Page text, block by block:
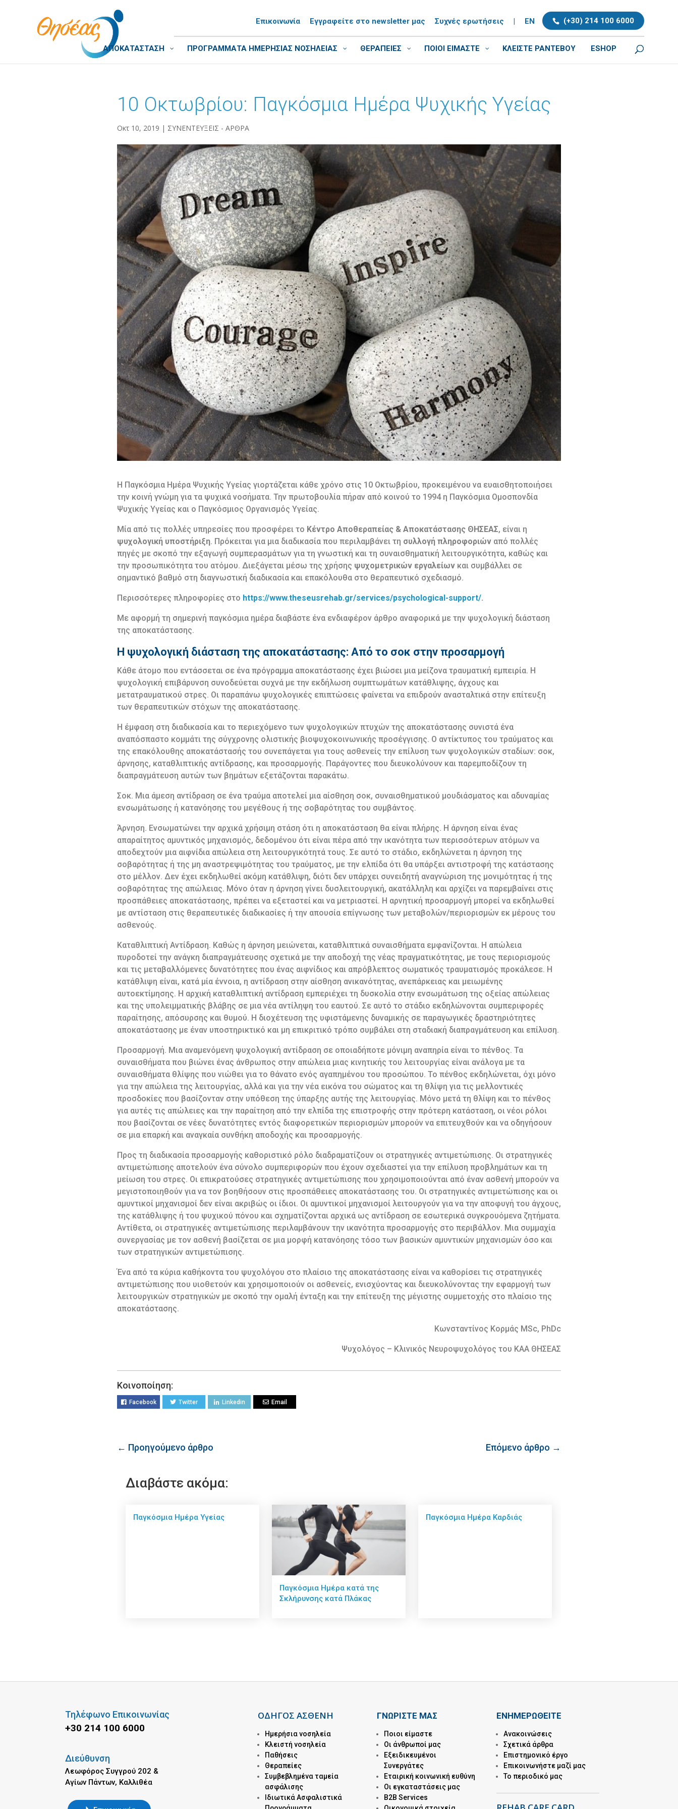
(+30) 214 100 6000
Επικοινωνία Εγγραφείτε στο newsletter μας Συχνές ερωτήσεις | EN
ΑΠΟΚΑΤΑΣΤΑΣΗ ΠΡΟΓΡΑΜΜΑΤΑ ΗΜΕΡΗΣΙΑΣ ΝΟΣΗΛΕΙΑΣ ΘΕΡΑΠΕΙΕΣ ΠΟΙΟΙ ΕΙΜΑΣΤΕ ΚΛΕΊΣΤΕ ΡΑΝΤΕΒΟΎ ESHOP
10 Οκτωβρίου: Παγκόσμια Ημέρα Ψυχικής Υγείας
Οκτ 10, 2019 | ΣΥΝΕΝΤΕΥΞΕΙΣ - ΑΡΘΡΑ
Η Παγκόσμια Ημέρα Ψυχικής Υγείας γιορτάζεται κάθε χρόνο στις 10 Οκτωβρίου, προκειμένου να ευαισθητοποιήσει
την κοινή γνώμη για τα ψυχικά νοσήματα. Την πρωτοβουλία πήραν από κοινού το 1994 η Παγκόσμια Ομοσπονδία
Ψυχικής Υγείας και ο Παγκόσμιος Οργανισμός Υγείας.
Μία από τις πολλές υπηρεσίες που προσφέρει το Κέντρο Αποθεραπείας & Αποκατάστασης ΘΗΣΕΑΣ, είναι η
ψυχολογική υποστήριξη. Πρόκειται για μια διαδικασία που περιλαμβάνει τη συλλογή πληροφοριών από πολλές
πηγές με σκοπό την εξαγωγή συμπερασμάτων για τη γνωστική και τη συναισθηματική λειτουργικότητα, καθώς και
την προσωπικότητα του ατόμου. Διεξάγεται μέσω της χρήσης ψυχομετρικών εργαλείων και συμβάλλει σε
σημαντικό βαθμό στη διαγνωστική διαδικασία και επακόλουθα στο θεραπευτικό σχεδιασμό.
Περισσότερες πληροφορίες στο https://www.theseusrehab.gr/services/psychological-support/.
Με αφορμή τη σημερινή παγκόσμια ημέρα διαβάστε ένα ενδιαφέρον άρθρο αναφορικά με την ψυχολογική διάσταση
της αποκατάστασης.
Η ψυχολογική διάσταση της αποκατάστασης: Από το σοκ στην προσαρμογή
Κάθε άτομο που εντάσσεται σε ένα πρόγραμμα αποκατάστασης έχει βιώσει μια μείζονα τραυματική εμπειρία. Η
ψυχολογική επιβάρυνση συνοδεύεται συχνά με την εκδήλωση συμπτωμάτων κατάθλιψης, άγχους και
μετατραυματικού στρες. Οι παραπάνω ψυχολογικές επιπτώσεις φαίνεται να επιδρούν ανασταλτικά στην επίτευξη
των θεραπευτικών στόχων της αποκατάστασης.
Η έμφαση στη διαδικασία και το περιεχόμενο των ψυχολογικών πτυχών της αποκατάστασης συνιστά ένα
αναπόσπαστο κομμάτι της σύγχρονης ολιστικής βιοψυχοκοινωνικής προσέγγισης. Ο αντίκτυπος του τραύματος και
της επακόλουθης αποκατάστασής του συνεπάγεται για τους ασθενείς την επίλυση των ψυχολογικών σταδίων: σοκ,
άρνησης, καταθλιπτικής αντίδρασης, και προσαρμογής. Παράγοντες που διευκολύνουν και παρεμποδίζουν τη
διαπραγμάτευση αυτών των βημάτων εξετάζονται παρακάτω.
Σοκ. Μια άμεση αντίδραση σε ένα τραύμα αποτελεί μια αίσθηση σοκ, συναισθηματικού μουδιάσματος και αδυναμίας
ενσωμάτωσης ή κατανόησης του μεγέθους ή της σοβαρότητας του συμβάντος.
Άρνηση. Ενσωματώνει την αρχικά χρήσιμη στάση ότι η αποκατάσταση θα είναι πλήρης. Η άρνηση είναι ένας
απαραίτητος αμυντικός μηχανισμός, δεδομένου ότι είναι πέρα από την ικανότητα των περισσότερων ατόμων να
αποδεχτούν μια αιφνίδια απώλεια στη λειτουργικότητά τους. Σε αυτό το στάδιο, εκδηλώνεται η άρνηση της
σοβαρότητας ή της μη αναστρεψιμότητας του τραύματος, με την ελπίδα ότι θα υπάρξει αντιστροφή της κατάστασης
στο μέλλον. Δεν έχει εκδηλωθεί ακόμη κατάθλιψη, διότι δεν υπάρχει συνειδητή αναγνώριση της μονιμότητας ή της
σοβαρότητας της απώλειας. Μόνο όταν η άρνηση γίνει δυσλειτουργική, ακατάλληλη και αρχίζει να παρεμβαίνει στις
προσπάθειες αποκατάστασης, πρέπει να εξεταστεί και να μετριαστεί. Η αρνητική προσαρμογή μπορεί να εκδηλωθεί
με αντίσταση στις θεραπευτικές διαδικασίες ή την απουσία επίγνωσης των μεταβολών/περιορισμών εκ μέρους του
ασθενούς.
Καταθλιπτική Αντίδραση. Καθώς η άρνηση μειώνεται, καταθλιπτικά συναισθήματα εμφανίζονται. Η απώλεια
πυροδοτεί την ανάγκη διαπραγμάτευσης σχετικά με την αποδοχή της νέας πραγματικότητας, με τους περιορισμούς
και τις μεταβαλλόμενες δυνατότητες που ένας αιφνίδιος και απρόβλεπτος σωματικός τραυματισμός προκάλεσε. Η
κατάθλιψη είναι, κατά μία έννοια, η αντίδραση στην αίσθηση ανικανότητας, ανεπάρκειας και μειωμένης
αυτοεκτίμησης. Η αρχική καταθλιπτική αντίδραση εμπεριέχει τη δυσκολία στην ενσωμάτωση της οξείας απώλειας
και της υπολειμματικής βλάβης σε μια νέα αντίληψη του εαυτού. Σε αυτό το στάδιο εκδηλώνονται συμπεριφορές
παραίτησης, απόσυρσης και θυμού. Η διοχέτευση της υφιστάμενης δυναμικής σε παραγωγικές δραστηριότητες
αποκατάστασης με έναν υποστηρικτικό και μη επικριτικό τρόπο συμβάλει στη σταδιακή διαπραγμάτευση και επίλυση.
Προσαρμογή. Μια αναμενόμενη ψυχολογική αντίδραση σε οποιαδήποτε μόνιμη αναπηρία είναι το πένθος. Τα
συναισθήματα που βιώνει ένας άνθρωπος στην απώλεια μιας κινητικής του λειτουργίας είναι ανάλογα με τα
συναισθήματα θλίψης που νιώθει για το θάνατο ενός αγαπημένου του προσώπου. Το πένθος εκδηλώνεται, όχι μόνο
για την απώλεια της λειτουργίας, αλλά και για την νέα εικόνα του σώματος και τη θλίψη για τις μελλοντικές
προσδοκίες που βασίζονταν στην υπόθεση της ύπαρξης αυτής της λειτουργίας. Μόνο μετά τη θλίψη και το πένθος
για αυτές τις απώλειες και την παραίτηση από την ελπίδα της επιστροφής στην πρότερη κατάσταση, οι νέοι ρόλοι
που βασίζονται σε νέες δυνατότητες εντός διαφορετικών περιορισμών μπορούν να επιτευχθούν και να οδηγήσουν
σε μια επαρκή και αναγκαία συνθήκη αποδοχής και προσαρμογής.
Προς τη διαδικασία προσαρμογής καθοριστικό ρόλο διαδραματίζουν οι στρατηγικές αντιμετώπισης. Οι στρατηγικές
αντιμετώπισης αποτελούν ένα σύνολο συμπεριφορών που έχουν σχεδιαστεί για την επίλυση προβλημάτων και τη
μείωση του στρες. Οι επικρατούσες στρατηγικές αντιμετώπισης που χρησιμοποιούνται από έναν ασθενή μπορούν να
μεγιστοποιηθούν για να τον βοηθήσουν στις προσπάθειες αποκατάστασης του. Οι στρατηγικές αντιμετώπισης και οι
αμυντικοί μηχανισμοί δεν είναι ακριβώς οι ίδιοι. Οι αμυντικοί μηχανισμοί λειτουργούν για να την αποφυγή του άγχους,
της κατάθλιψης ή του ψυχικού πόνου και σχηματίζονται αρχικά ως αντίδραση σε εσωτερικά συγκρουόμενα ζητήματα.
Αντίθετα, οι στρατηγικές αντιμετώπισης περιλαμβάνουν την ικανότητα προσαρμογής στο περιβάλλον. Μια συμμαχία
συνεργασίας με τον ασθενή βασίζεται σε μια μορφή κατανόησης τόσο των βασικών αμυντικών μηχανισμών όσο και
των στρατηγικών αντιμετώπισης.
Ένα από τα κύρια καθήκοντα του ψυχολόγου στο πλαίσιο της αποκατάστασης είναι να καθορίσει τις στρατηγικές
αντιμετώπισης που υιοθετούν και χρησιμοποιούν οι ασθενείς, ενισχύοντας και διευκολύνοντας την εφαρμογή των
λειτουργικών στρατηγικών με σκοπό την ομαλή ένταξη και την επίτευξη της μέγιστης συμμετοχής στο πλαίσιο της
αποκατάστασης.
Κωνσταντίνος Κορμάς MSc, PhDc
Ψυχολόγος – Κλινικός Νευροψυχολόγος του ΚΑΑ ΘΗΣΕΑΣ
Κοινοποίηση:
Facebook Twitter Linkedin Email
← Προηγούμενο άρθρο Επόμενο άρθρο →
Διαβάστε ακόμα:
Παγκόσμια Ημέρα Υγείας
Παγκόσμια Ημέρα κατά της
Σκλήρυνσης κατά Πλάκας
Παγκόσμια Ημέρα Καρδιάς
Τηλέφωνο Επικοινωνίας
+30 214 100 6000
Διεύθυνση
Λεωφόρος Συγγρού 202 &
Αγίων Πάντων, Καλλιθέα
ΟΔΗΓΟΣ ΑΣΘΕΝΗ
Ημερήσια νοσηλεία
Kλειστή νοσηλεία
Παθήσεις
Θεραπείες
Συμβεβλημένα ταμεία
ασφάλισης
Ιδιωτικά Ασφαλιστικά
ΓΝΩΡΙΣΤΕ ΜΑΣ
Ποιοι είμαστε
Οι άνθρωποί μας
Εξειδικευμένοι
Συνεργάτες
Εταιρική κοινωνική ευθύνη
Οι εγκαταστάσεις μας
B2B Services
ΕΝΗΜΕΡΩΘΕΙΤΕ
Ανακοινώσεις
Σχετικά άρθρα
Επιστημονικό έργο
Επικοινωνήστε μαζί μας
Το περιοδικό μας